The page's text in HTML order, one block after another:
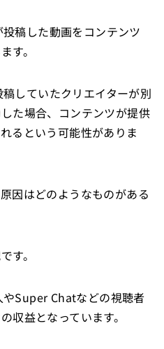
稿した動画をコンテンツ
す。
していたクリエイターが別
た場合、コンテンツが提供
るという可能性がありま
因はどのようなものがある
す。
Super Chatなどの視聴者
収益となっています。